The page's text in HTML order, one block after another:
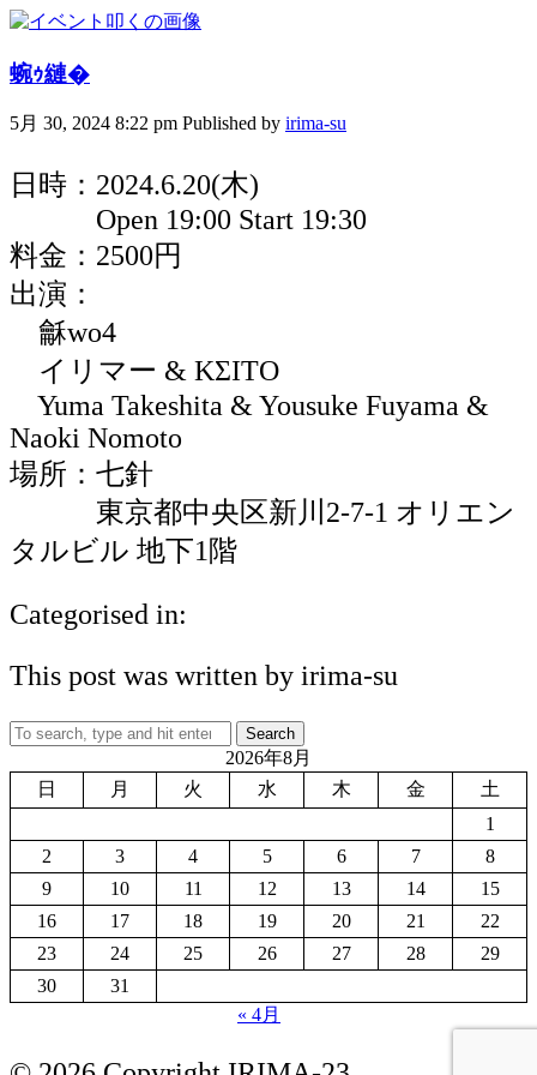
蜿ｩ縺�
5月 30, 2024 8:22 pm Published by irima-su
日時：2024.6.20(木)
Open 19:00 Start 19:30
料金：2500円
出演：
龢wo4
イリマー & KΣITO
Yuma Takeshita & Yousuke Fuyama &
Naoki Nomoto
場所：七針
東京都中央区新川2-7-1 オリエン
タルビル 地下1階
Categorised in:
This post was written by irima-su
Search
2026年8月
日
月 火 水 木 金
土
1
2
3 4 5 6 7
8
9
10 11 12 13 14
15
16
17 18 19 20 21
22
23
24 25 26 27 28
29
30
31
« 4月